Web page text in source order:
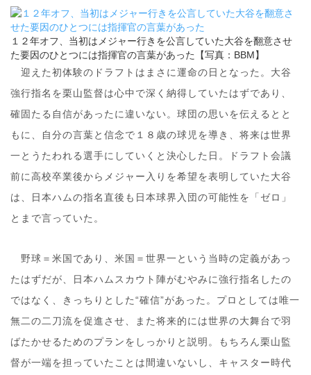
１２年オフ、当初はメジャー行きを公言していた大谷を翻意させ
た要因のひとつには指揮官の言葉があった【写真：BBM】
迎えた初体験のドラフトはまさに運命の日となった。大谷
強行指名を栗山監督は心中で深く納得していたはずであり、
確固たる自信があったに違いない。球団の思いを伝えるとと
もに、自分の言葉と信念で１８歳の球児を導き、将来は世界
一とうたわれる選手にしていくと決心した日。ドラフト会議
前に高校卒業後からメジャー入りを希望を表明していた大谷
は、日本ハムの指名直後も日本球界入団の可能性を「ゼロ」
とまで言っていた。
野球＝米国であり、米国＝世界一という当時の定義があっ
たはずだが、日本ハムスカウト陣がむやみに強行指名したの
ではなく、きっちりとした“確信”があった。プロとしては唯一
無二の二刀流を促進させ、また将来的には世界の大舞台で羽
ばたかせるためのプランをしっかりと説明。もちろん栗山監
督が一端を担っていたことは間違いないし、キャスター時代